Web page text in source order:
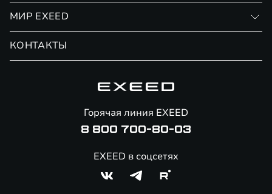
Страхование
Сервис
Помощь на дорогах
МИР EXEED
КОНТАКТЫ
Горячая линия EXEED
8 800 700-80-03
EXEED в соцсетях